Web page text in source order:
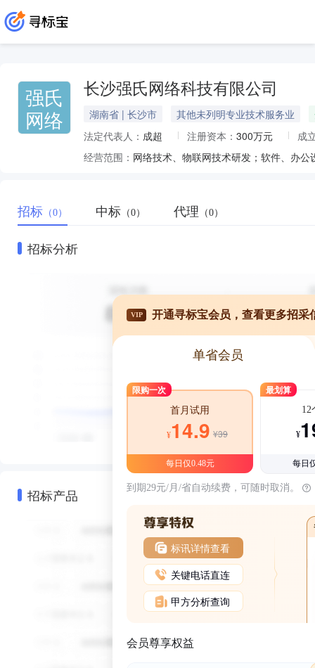
强氏
网络
长沙强氏网络科技有限公司
湖南省 | 长沙市 其他未列明专业技术服务业
法定代表人： 成超 注册资本： 300万元
成
经营范围：
招标 （0） 中标 （0） 代理 （0）
招标分析
招标产品
VIP 开通寻标宝会员，查看更多招采
单省会员
限购一次
首月试用
¥14.9 ¥39
每日仅0.48元
最划算
12
¥
每日
到期29元/月/省自动续费，可随时取消。
标讯详情查看
关键电话直连
甲方分析查询
会员尊享权益